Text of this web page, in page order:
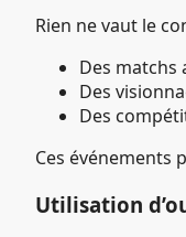
Rien ne vaut le
Des matchs
Des
Des
Ces événements
Utilisation